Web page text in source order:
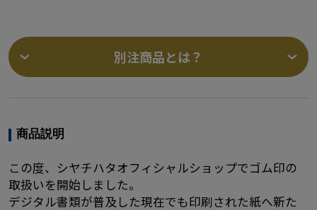
別注商品とは？
商品説明
この度、シヤチハタオフィシャルショップでゴム印の
取扱いを開始しました。
デジタル書類が普及した現在でも印刷された紙へ新た